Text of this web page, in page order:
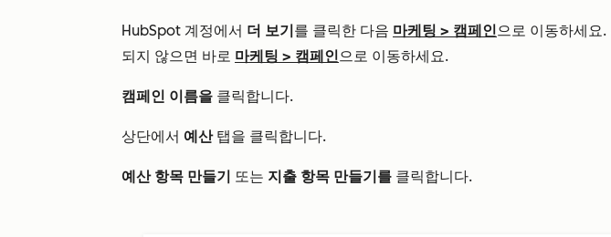
HubSpot 계정에서 더 보기를 클릭한 다음 마케팅 > 캠페인으로 이동하세요.
되지 않으면 바로 마케팅 > 캠페인으로 이동하세요.
캠페인 이름을 클릭합니다.
상단에서 예산 탭을 클릭합니다.
예산 항목 만들기 또는 지출 항목 만들기를 클릭합니다.